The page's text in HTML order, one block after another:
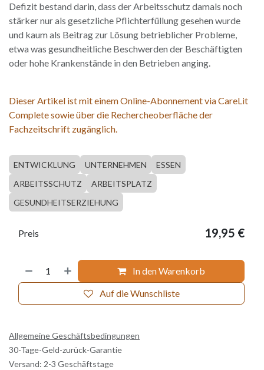
Defizit bestand darin, dass der Arbeitsschutz damals noch
stärker nur als gesetzliche Pflichterfüllung gesehen wurde
und kaum als Beitrag zur Lösung betrieblicher Probleme,
etwa was gesundheitliche Beschwerden der Beschäftigten
oder hohe Krankenstände in den Betrieben anging.
Dieser Artikel ist mit einem Online-Abonnement via CareLit
Complete sowie über die Rechercheoberfläche der
Fachzeitschrift zugänglich.
ENTWICKLUNG UNTERNEHMEN
ESSEN
ARBEITSSCHUTZ
ARBEITSPLATZ
GESUNDHEITSERZIEHUNG
In den Warenkorb
Auf die Wunschliste
Preis 19,95 €
Allgemeine Geschäftsbedingungen
30-Tage-Geld-zurück-Garantie
Versand: 2-3 Geschäftstage